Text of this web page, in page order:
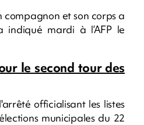
et son corps a
mardi à l’AFP le
le second tour des
officialisant les listes
municipales du 22